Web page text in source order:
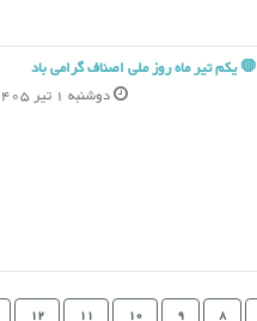
🛑 یکم تیر ماه روز ملی اصناف گرامی باد
دوشنبه 1 تیر 1405 ساعت 21:30
8
9
10
11
12